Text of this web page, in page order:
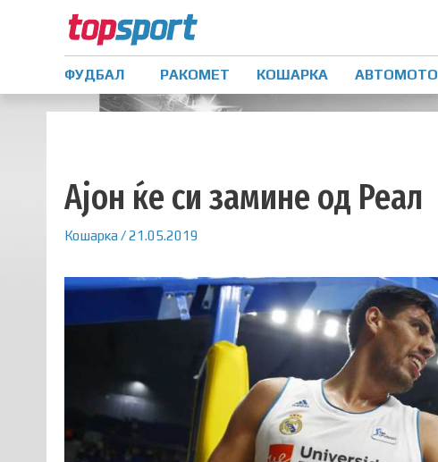
ФУДБАЛ РАКОМЕТ КОШАРКА АВТОМОТО
Ајон ќе си замине од Реал
Кошарка /21.05.2019